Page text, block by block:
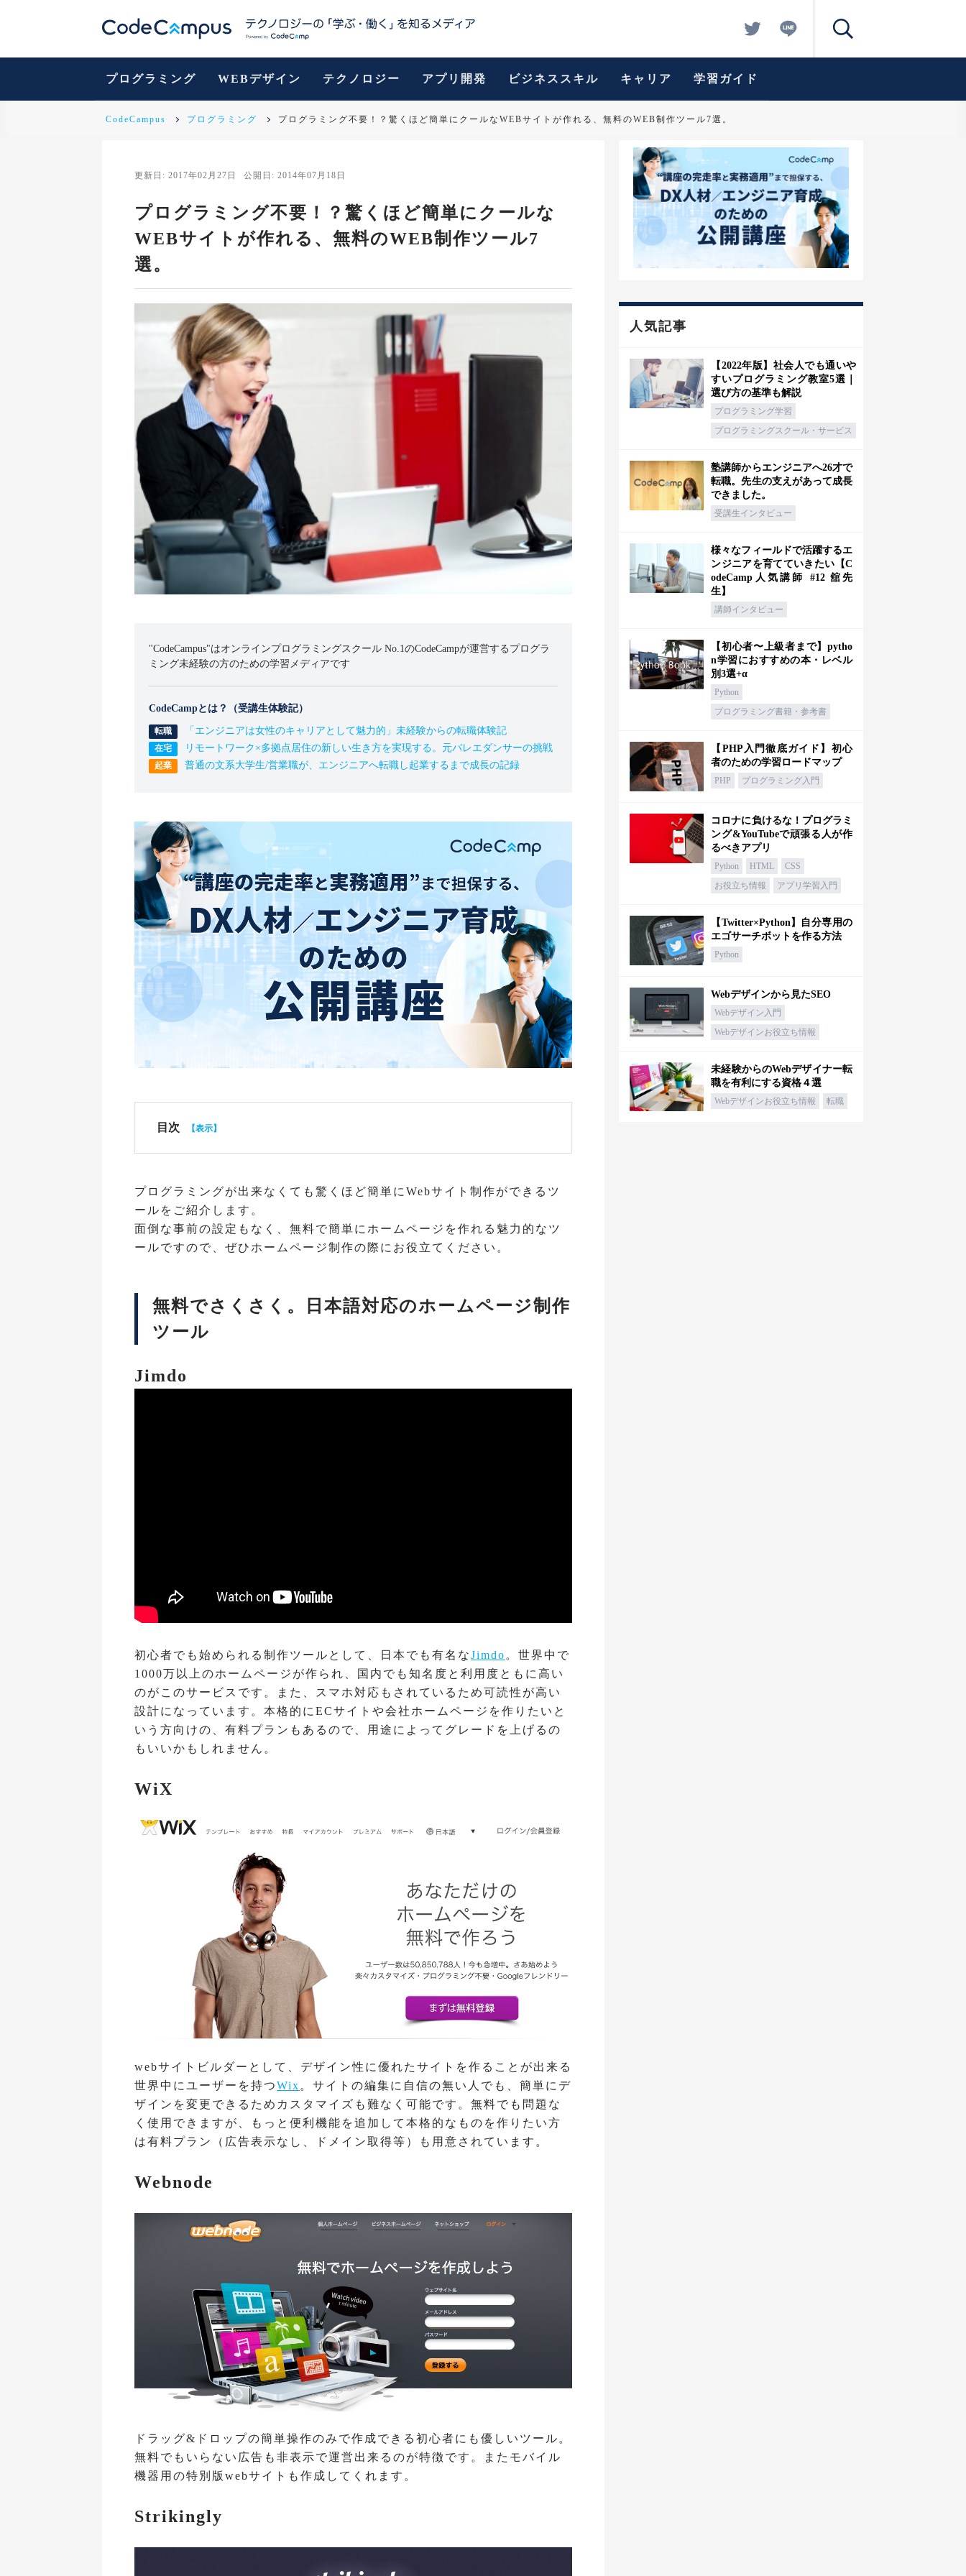
プログラミング WEBデザイン テクノロジー アプリ開発 ビジネススキル キャリア 学習ガイド
CodeCampus プログラミング プログラミング不要！？驚くほど簡単にクールなWEBサイトが作れる、無料のWEB制作ツール7選。
更新日: 2017年02月27日 公開日: 2014年07月18日
プログラミング不要！？驚くほど簡単にクールな
WEBサイトが作れる、無料のWEB制作ツール7
選。
"CodeCampus"はオンラインプログラミングスクール No.1のCodeCampが運営するプログラ
ミング未経験の方のための学習メディアです
CodeCampとは？（受講生体験記）
「エンジニアは女性のキャリアとして魅力的」未経験からの転職体験記
リモートワーク×多拠点居住の新しい生き方を実現する。元バレエダンサーの挑戦
普通の文系大学生/営業職が、エンジニアへ転職し起業するまで成長の記録
目次
プログラミングが出来なくても驚くほど簡単にWebサイト制作ができるツ
ールをご紹介します。
面倒な事前の設定もなく、無料で簡単にホームページを作れる魅力的なツ
ールですので、ぜひホームページ制作の際にお役立てください。
無料でさくさく。日本語対応のホームページ制作
ツール
Jimdo
初心者でも始められる制作ツールとして、日本でも有名なJimdo 。世界中で
1000万以上のホームページが作られ、国内でも知名度と利用度ともに高い
のがこのサービスです。また、スマホ対応もされているため可読性が高い
設計になっています。本格的にECサイトや会社ホームページを作りたいと
いう方向けの、有料プランもあるので、用途によってグレードを上げるの
もいいかもしれません。
WiX
webサイトビルダーとして、デザイン性に優れたサイトを作ることが出来る
世界中にユーザーを持つWix 。サイトの編集に自信の無い人でも、簡単にデ
ザインを変更できるためカスタマイズも難なく可能です。無料でも問題な
く使用できますが、もっと便利機能を追加して本格的なものを作りたい方
は有料プラン（広告表示なし、ドメイン取得等）も用意されています。
Webnode
ドラッグ&ドロップの簡単操作のみで作成できる初心者にも優しいツール。
無料でもいらない広告も非表示で運営出来るのが特徴です。またモバイル
機器用の特別版webサイトも作成してくれます。
Strikingly
人気記事
【2022年版】社会人でも通いや
すいプログラミング教室5選｜
選び方の基準も解説
プログラミング学習
プログラミングスクール・サービス
塾講師からエンジニアへ26才で
転職。先生の支えがあって成長
できました。
受講生インタビュー
様々なフィールドで活躍するエ
ンジニアを育てていきたい【C
odeCamp人気講師 #12 舘先
生】
講師インタビュー
【初心者〜上級者まで】pytho
n学習におすすめの本・レベル
別3選+α
Python
プログラミング書籍・参考書
【PHP入門徹底ガイド】初心
者のための学習ロードマップ
PHP プログラミング入門
コロナに負けるな！プログラミ
ング&YouTubeで頑張る人が作
るべきアプリ
Python HTML
CSS
お役立ち情報
アプリ学習入門
【Twitter×Python】自分専用の
エゴサーチボットを作る方法
Python
Webデザインから見たSEO
Webデザイン入門
Webデザインお役立ち情報
未経験からのWebデザイナー転
職を有利にする資格４選
Webデザインお役立ち情報 転職